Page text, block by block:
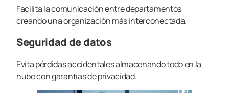
Facilita la comunicación entre departamentos
creando una organización más interconectada.
Seguridad de datos
Evita pérdidas accidentales almacenando todo en la
nube con garantías de privacidad.